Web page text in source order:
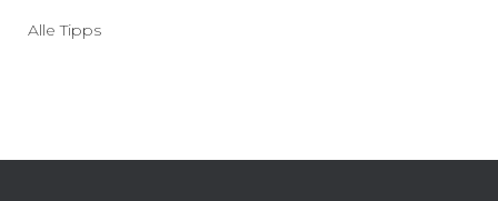
Alle Tipps